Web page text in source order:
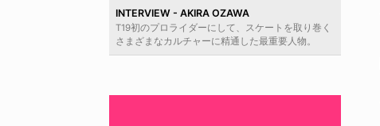
INTERVIEW - AKIRA OZAWA
T19初のプロライダーにして、スケートを取り巻く
さまざまなカルチャーに精通した最重要人物。